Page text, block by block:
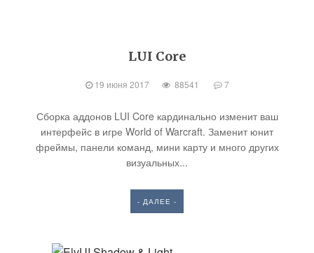
LUI Core
19 июня 2017 88541 7
Сборка аддонов LUI Core кардинально изменит ваш
интерфейс в игре World of Warcraft. Заменит юнит
фреймы, панели команд, мини карту и много других
визуальных...
- ДАЛЕЕ -